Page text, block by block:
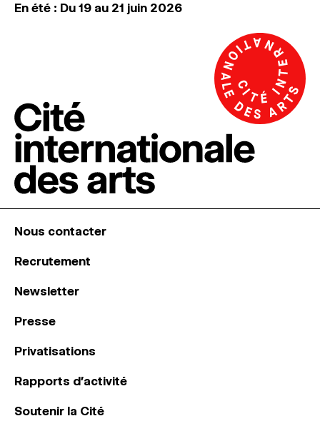
En été : Du 19 au 21 juin 2026
Nous contacter
Recrutement
Newsletter
Presse
Privatisations
Rapports d’activité
Soutenir la Cité